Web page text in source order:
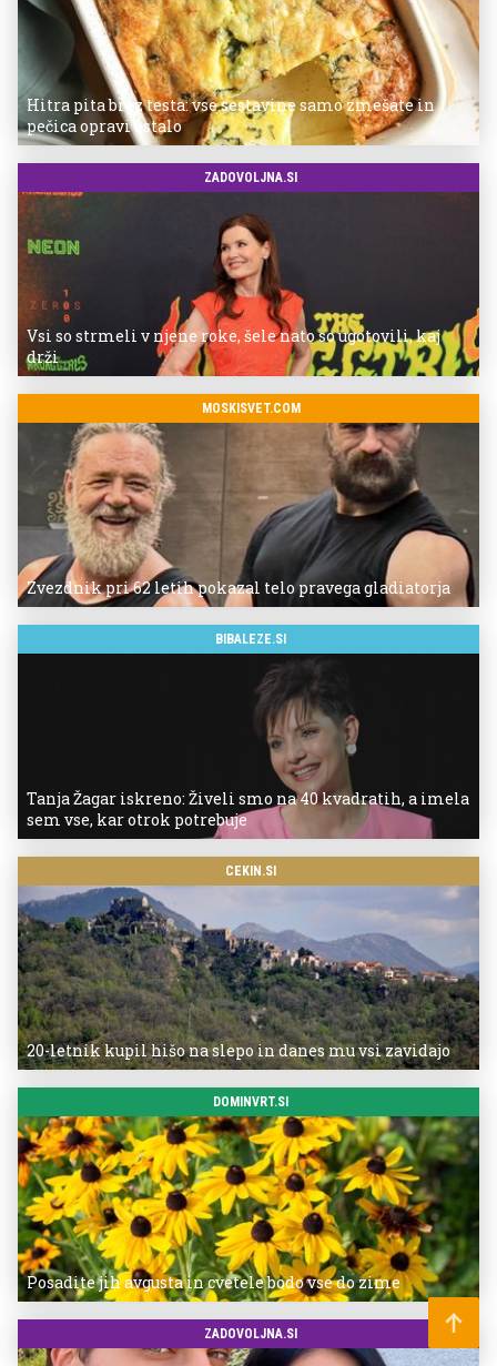
Hitra pita brez testa: vse sestavine samo zmešate in
pečica opravi ostalo
ZADOVOLJNA.SI
Vsi so strmeli v njene roke, šele nato so ugotovili, kaj
drži
MOSKISVET.COM
Zvezdnik pri 62 letih pokazal telo pravega gladiatorja
BIBALEZE.SI
Tanja Žagar iskreno: Živeli smo na 40 kvadratih, a imela
sem vse, kar otrok potrebuje
CEKIN.SI
20-letnik kupil hišo na slepo in danes mu vsi zavidajo
DOMINVRT.SI
Posadite jih avgusta in cvetele bodo vse do zime
ZADOVOLJNA.SI